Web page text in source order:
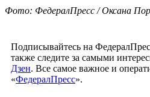
Фото: ФедералПресс / Оксана
Подписывайтесь на
также следите за самыми
Дзен. Все самое важное и
«ФедералПресс».